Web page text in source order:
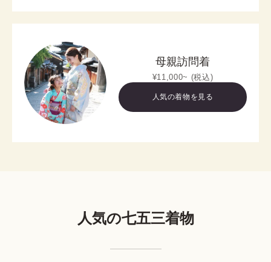
母親訪問着
¥11,000~ (税込)
人気の着物を見る
人気の七五三着物